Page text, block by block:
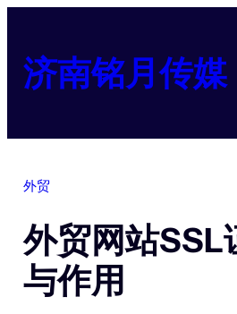
济南铭月传媒
外贸
外贸网站SSL
与作用